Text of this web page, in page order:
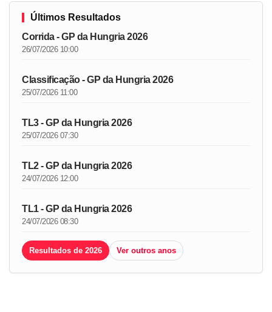
Últimos Resultados
Corrida - GP da Hungria 2026
26/07/2026 10:00
Classificação - GP da Hungria 2026
25/07/2026 11:00
TL3 - GP da Hungria 2026
25/07/2026 07:30
TL2 - GP da Hungria 2026
24/07/2026 12:00
TL1 - GP da Hungria 2026
24/07/2026 08:30
Resultados de 2026 Ver outros anos